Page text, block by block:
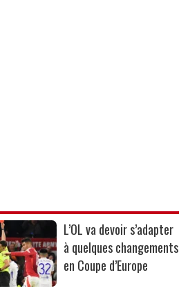
L’OL va devoir s’adapter
à quelques changements
en Coupe d’Europe